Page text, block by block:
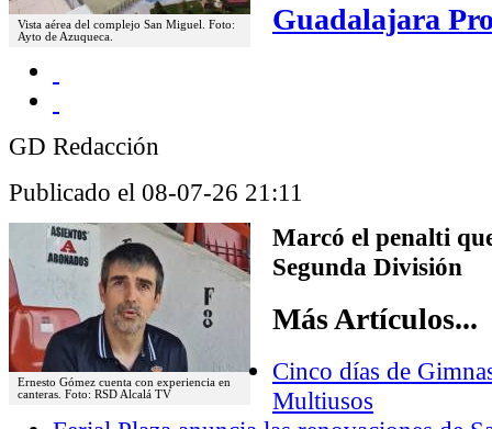
Vista aérea del complejo San Miguel. Foto:
Ayto de Azuqueca.
Guadalajara
GD Redacción
Publicado el 08-07-26 21:11
Ernesto Gómez cuenta con experiencia en
canteras. Foto: RSD Alcalá TV
Marcó el penalti
Segunda División
Más Artículos...
Cinco días de
Multiusos